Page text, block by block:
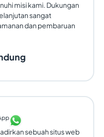
misi kami. Dukungan
sangat
dan pembaruan
sebuah situs web